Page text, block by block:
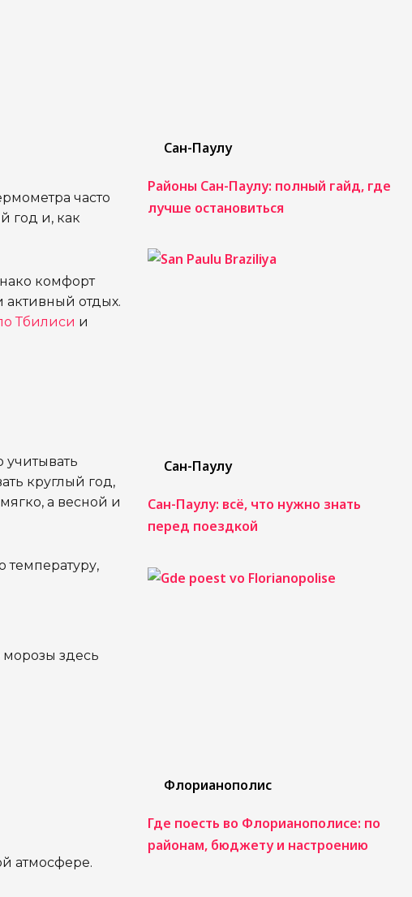
часто
год и, как
комфорт
активный отдых.
Тбилиси и
учитывать
круглый год,
а весной и
морозы здесь
атмосфере.
Сан-Паулу
Районы Сан-Паулу: полный гайд, где
лучше остановиться
Сан-Паулу
Сан-Паулу: всё, что нужно знать
перед поездкой
Флорианополис
Где поесть во Флорианополисе: по
районам, бюджету и настроению